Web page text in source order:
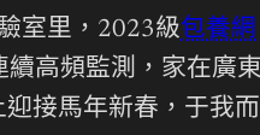
室里，2023級包養網
續高頻監測，家在廣
接馬年新春，于我